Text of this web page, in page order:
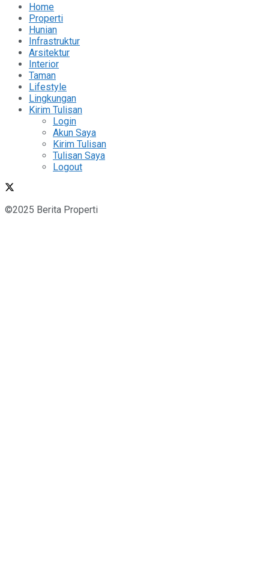
Home
Properti
Hunian
Infrastruktur
Arsitektur
Interior
Taman
Lifestyle
Lingkungan
Kirim Tulisan
Login
Akun Saya
Kirim Tulisan
Tulisan Saya
Logout
©2025 Berita Properti